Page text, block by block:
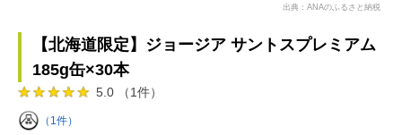
出典：ANAのふるさと納税
【北海道限定】ジョージア サントスプレミアム
185g缶×30本
5.0 （1件）
（1件）